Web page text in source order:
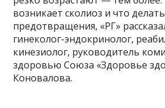
возникает сколиоз и что
предотвращения, «РГ»
гинеколог-эндокринолог,
кинезиолог, руководитель
здоровью Союза «Здоровье
Коновалова.